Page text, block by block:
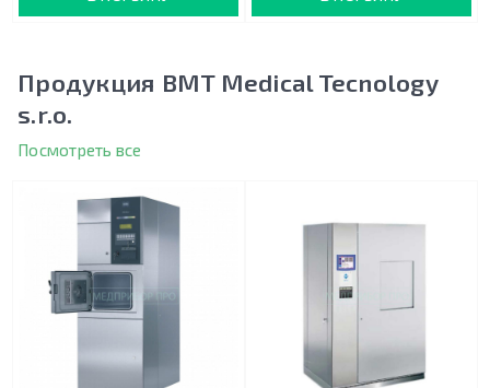
Продукция BMT Medical Tecnology
s.r.o.
Посмотреть все